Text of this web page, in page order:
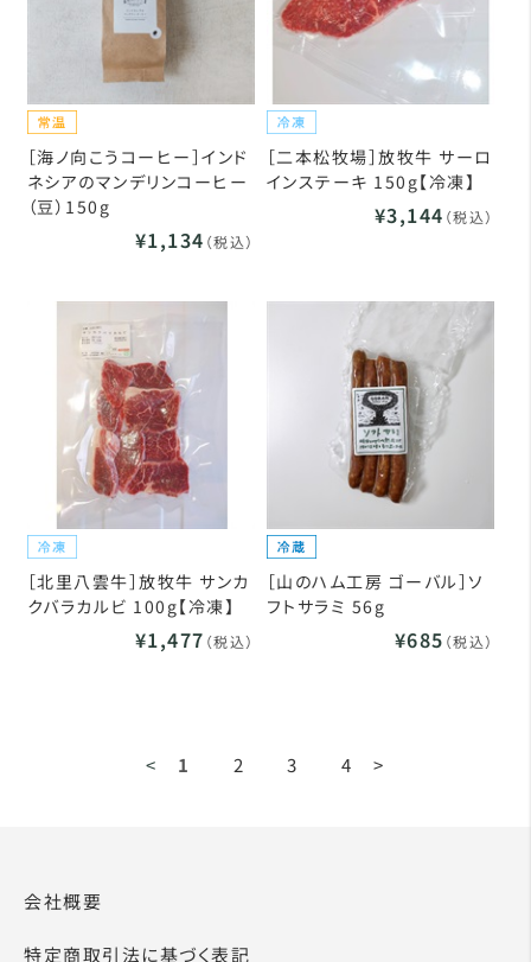
［海ノ向こうコーヒー］インド
ネシアのマンデリンコーヒー
（豆）150g
¥1,134 （税込）
［二本松牧場］放牧牛 サーロ
インステーキ 150g【冷凍】
¥3,144 （税込）
［北里八雲牛］放牧牛 サンカ
クバラカルビ 100g【冷凍】
¥1,477 （税込）
［山のハム工房 ゴーバル］ソ
フトサラミ 56g
¥685 （税込）
< 1 2 3 4 >
会社概要
特定商取引法に基づく表記